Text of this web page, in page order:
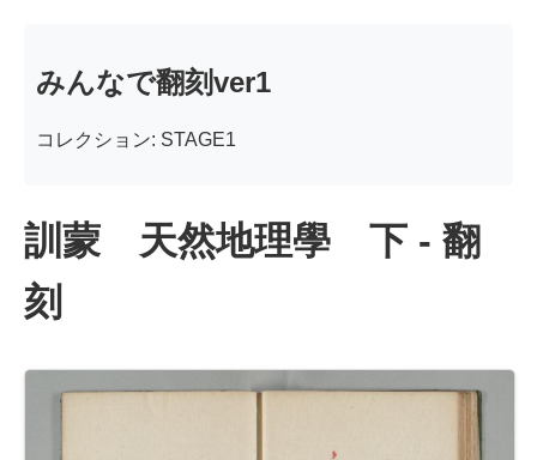
みんなで翻刻ver1
コレクション: STAGE1
訓蒙 天然地理學 下 - 翻
刻